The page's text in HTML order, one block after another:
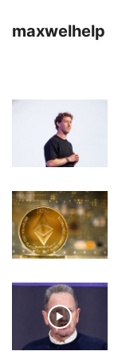
maxwelhelp